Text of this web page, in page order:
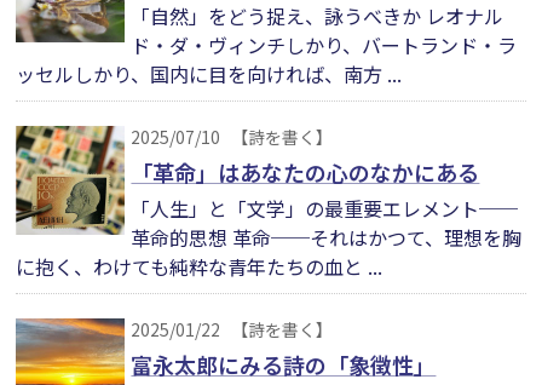
「自然」をどう捉え、詠うべきか レオナル
ド・ダ・ヴィンチしかり、バートランド・ラ
ッセルしかり、国内に目を向ければ、南方 ...
2025/07/10 【詩を書く】
「革命」はあなたの心のなかにある
「人生」と「文学」の最重要エレメント──
革命的思想 革命──それはかつて、理想を胸
に抱く、わけても純粋な青年たちの血と ...
2025/01/22 【詩を書く】
富永太郎にみる詩の「象徴性」